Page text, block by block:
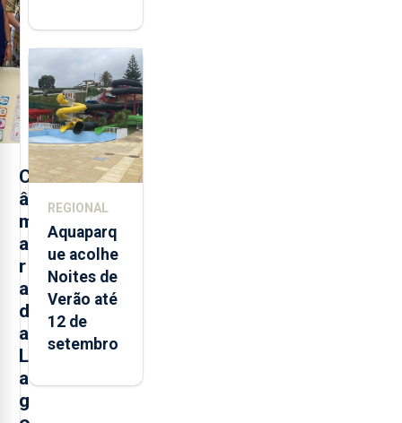
C
â
m
a
r
a
d
a
L
a
g
toneladas
de
alimentos
entre
2021 e
2025 nos
Açores
REGIONAL
Aquaparq
ue acolhe
Noites de
Verão até
12 de
setembro